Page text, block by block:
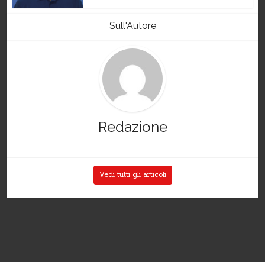
Sull'Autore
Redazione
Vedi tutti gli articoli